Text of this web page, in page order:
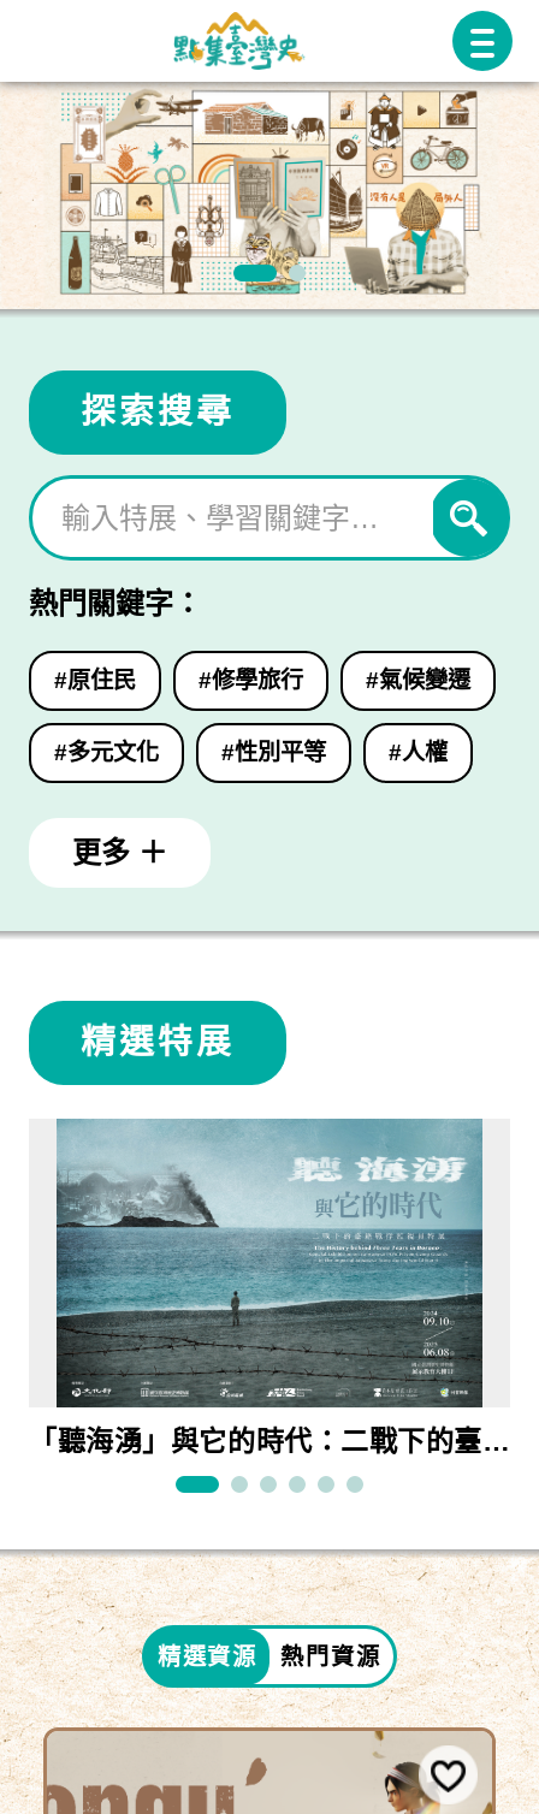
主
要
內
容
探索搜尋
熱門關鍵字：
#原住民 #修學旅行 #氣候變遷
#多元文化 #性別平等 #人權
更多 ＋
精選特展
「聽海湧」與它的時代：二戰下的臺籍
戰俘監視員特展
當我們望春風：臺灣流行音樂90年特展
快慢之間：臺灣鐵道旅行特展
原民、漢人、官府的交織「物」語：故
宮、臺博、臺史博三館聯展
樂為世界人—臺灣文化協會百年特展
東亞體育世界的臺日運動交流國際展
精選資源 熱門資源